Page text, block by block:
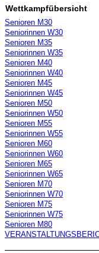
Wettkampfübersicht
Senioren M30
Seniorinnen W30
Senioren M35
Seniorinnen W35
Senioren M40
Seniorinnen W40
Senioren M45
Seniorinnen W45
Senioren M50
Seniorinnen W50
Senioren M55
Seniorinnen W55
Senioren M60
Seniorinnen W60
Senioren M65
Seniorinnen W65
Senioren M70
Seniorinnen W70
Senioren M75
Seniorinnen W75
Senioren M80